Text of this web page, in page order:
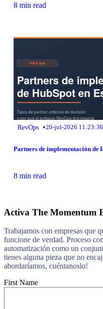
8 min read
RevOps •20-jul-2026 11:23:36
Partners de implementación de
8 min read
Activa The Momentum
Trabajamos con empresas que
funcione de verdad. Proceso
automatización como un
tienes alguna pieza que no
abordaríamos, cuéntanoslo!
First Name